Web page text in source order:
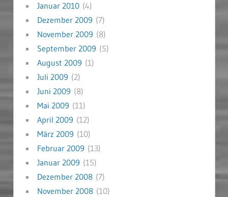
Januar 2010(4)
Dezember 2009 (7)
November 2009 (8)
September 2009 (5)
August 2009 (1)
Juli 2009 (2)
Juni 2009 (8)
Mai 2009 (11)
April 2009 (12)
März 2009 (10)
Februar 2009 (13)
Januar 2009 (15)
Dezember 2008(7)
November 2008(10)